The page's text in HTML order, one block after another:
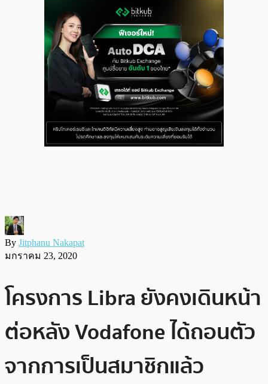
By Jitphanu Nakapat
มกราคม 23, 2020
โครงการ Libra ยังคงเดินหน้า
ต่อหลัง Vodafone ได้ถอนตัว
จากการเป็นสมาชิกแล้ว